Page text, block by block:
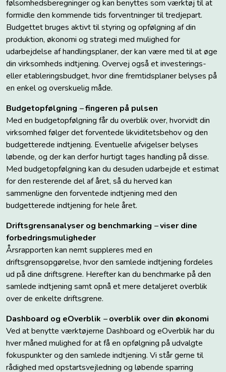
følsomhedsberegninger og kan benyttes som værktøj til at
formidle den kommende tids forventninger til tredjepart.
Budgettet bruges aktivt til styring og opfølgning af din
produktion, økonomi og strategi med mulighed for
udarbejdelse af handlingsplaner, der kan være med til at øge
din virksomheds indtjening. Overvej også et investerings-
eller etableringsbudget, hvor dine fremtidsplaner belyses på
en enkel og overskuelig måde.
Budgetopfølgning –fingeren på pulsen
Med en budgetopfølgning får du overblik over, hvorvidt din
virksomhed følger det forventede likviditetsbehov og den
budgetterede indtjening. Eventuelle afvigelser belyses
løbende, og der kan derfor hurtigt tages handling på disse.
Med budgetopfølgning kan du desuden udarbejde et estimat
for den resterende del af året, så du herved kan
sammenligne den forventede indtjening med den
budgetterede indtjening for hele året.
Driftsgrensanalyser og benchmarking –viser dine
forbedringsmuligheder
Årsrapporten kan nemt suppleres med en
driftsgrensopgørelse, hvor den samlede indtjening fordeles
ud på dine driftsgrene. Herefter kan du benchmarke på den
samlede indtjening samt opnå et mere detaljeret overblik
over de enkelte driftsgrene.
Dashboard og eOverblik –overblik over din økonomi
Ved at benytte værktøjerne Dashboard og eOverblik har du
hver måned mulighed for at få en opfølgning på udvalgte
fokuspunkter og den samlede indtjening. Vi står gerne til
rådighed med opstartsvejledning og løbende sparring